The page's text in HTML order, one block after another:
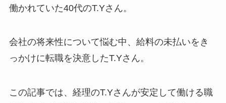
働かれていた40代のT.Yさん。
会社の将来性について悩む中、給料の未払いをき
っかけに転職を決意したT.Yさん。
この記事では、経理のT.Yさんが安定して働ける職